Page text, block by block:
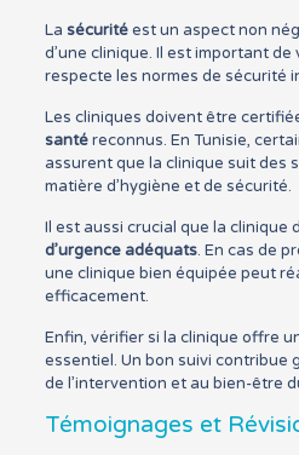
La sécuritéest un aspect non
d’une clinique. Il est important de
respecte les normes de sécurité
Les cliniques doivent être
santéreconnus. En Tunisie,
assurent que la clinique suit des
matière d’hygiène et de sécurité.
Il est aussi crucial que la clinique
d’urgence adéquats. En cas de
une clinique bien équipée peut
efficacement.
Enfin, vérifier si la clinique offre
essentiel. Un bon suivi contribue
de l’intervention et au bien-être
Témoignages et